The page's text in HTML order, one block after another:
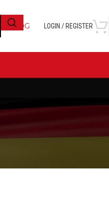
BLOG LOGIN / REGISTER